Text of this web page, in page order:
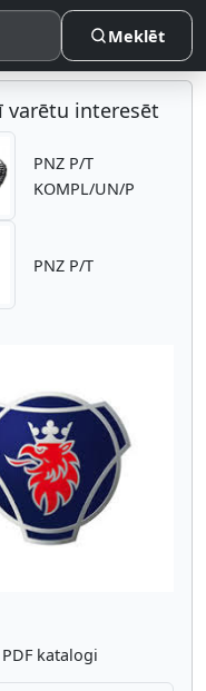
Meklēt
varētu interesēt
PNZ P/T
KOMPL/UN/P
PNZ P/T
PDF katalogi